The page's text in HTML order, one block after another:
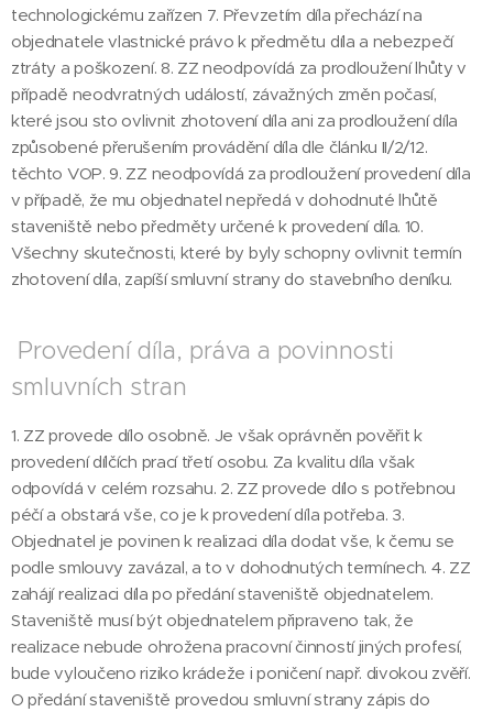
technologickému zařízen 7. Převzetím díla přechází na
objednatele vlastnické právo k předmětu díla a nebezpečí
ztráty a poškození. 8. ZZ neodpovídá za prodloužení lhůty v
případě neodvratných událostí, závažných změn počasí,
které jsou sto ovlivnit zhotovení díla ani za prodloužení díla
způsobené přerušením provádění díla dle článku II/2/12.
těchto VOP. 9. ZZ neodpovídá za prodloužení provedení díla
v případě, že mu objednatel nepředá v dohodnuté lhůtě
staveniště nebo předměty určené k provedení díla. 10.
Všechny skutečnosti, které by byly schopny ovlivnit termín
zhotovení díla, zapíší smluvní strany do stavebního deníku.
Provedení díla, práva a povinnosti
smluvních stran
1. ZZ provede dílo osobně. Je však oprávněn pověřit k
provedení dílčích prací třetí osobu. Za kvalitu díla však
odpovídá v celém rozsahu. 2. ZZ provede dílo s potřebnou
péčí a obstará vše, co je k provedení díla potřeba. 3.
Objednatel je povinen k realizaci díla dodat vše, k čemu se
podle smlouvy zavázal, a to v dohodnutých termínech. 4. ZZ
zahájí realizaci díla po předání staveniště objednatelem.
Staveniště musí být objednatelem připraveno tak, že
realizace nebude ohrožena pracovní činností jiných profesí,
bude vyloučeno riziko krádeže i poničení např. divokou zvěří.
O předání staveniště provedou smluvní strany zápis do